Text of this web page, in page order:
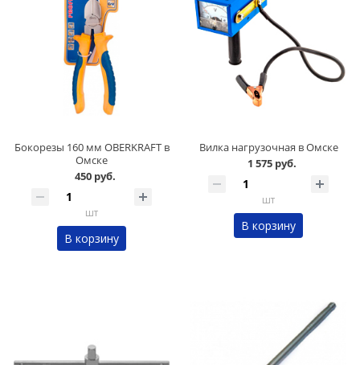
Бокорезы 160 мм OBERKRAFT в
Омске
450 руб.
шт
В корзину
Вилка нагрузочная в Омске
1 575 руб.
шт
В корзину